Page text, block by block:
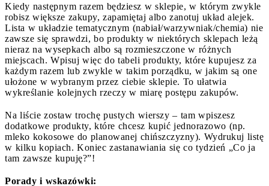
Kiedy następnym razem będziesz w sklepie, w którym zwykle
robisz większe zakupy, zapamiętaj albo zanotuj układ alejek.
Lista w układzie tematycznym (nabiał/warzywniak/chemia) nie
zawsze się sprawdzi, bo produkty w niektórych sklepach leżą
nieraz na wysepkach albo są rozmieszczone w różnych
miejscach. Wpisuj więc do tabeli produkty, które kupujesz za
każdym razem lub zwykle w takim porządku, w jakim są one
ułożone w wybranym przez ciebie sklepie. To ułatwia
wykreślanie kolejnych rzeczy w miarę postępu zakupów.
Na liście zostaw trochę pustych wierszy – tam wpiszesz
dodatkowe produkty, które chcesz kupić jednorazowo (np.
mleko kokosowe do planowanej chińszczyzny). Wydrukuj listę
w kilku kopiach. Koniec zastanawiania się co tydzień „Co ja
tam zawsze kupuję?”!
Porady i wskazówki: